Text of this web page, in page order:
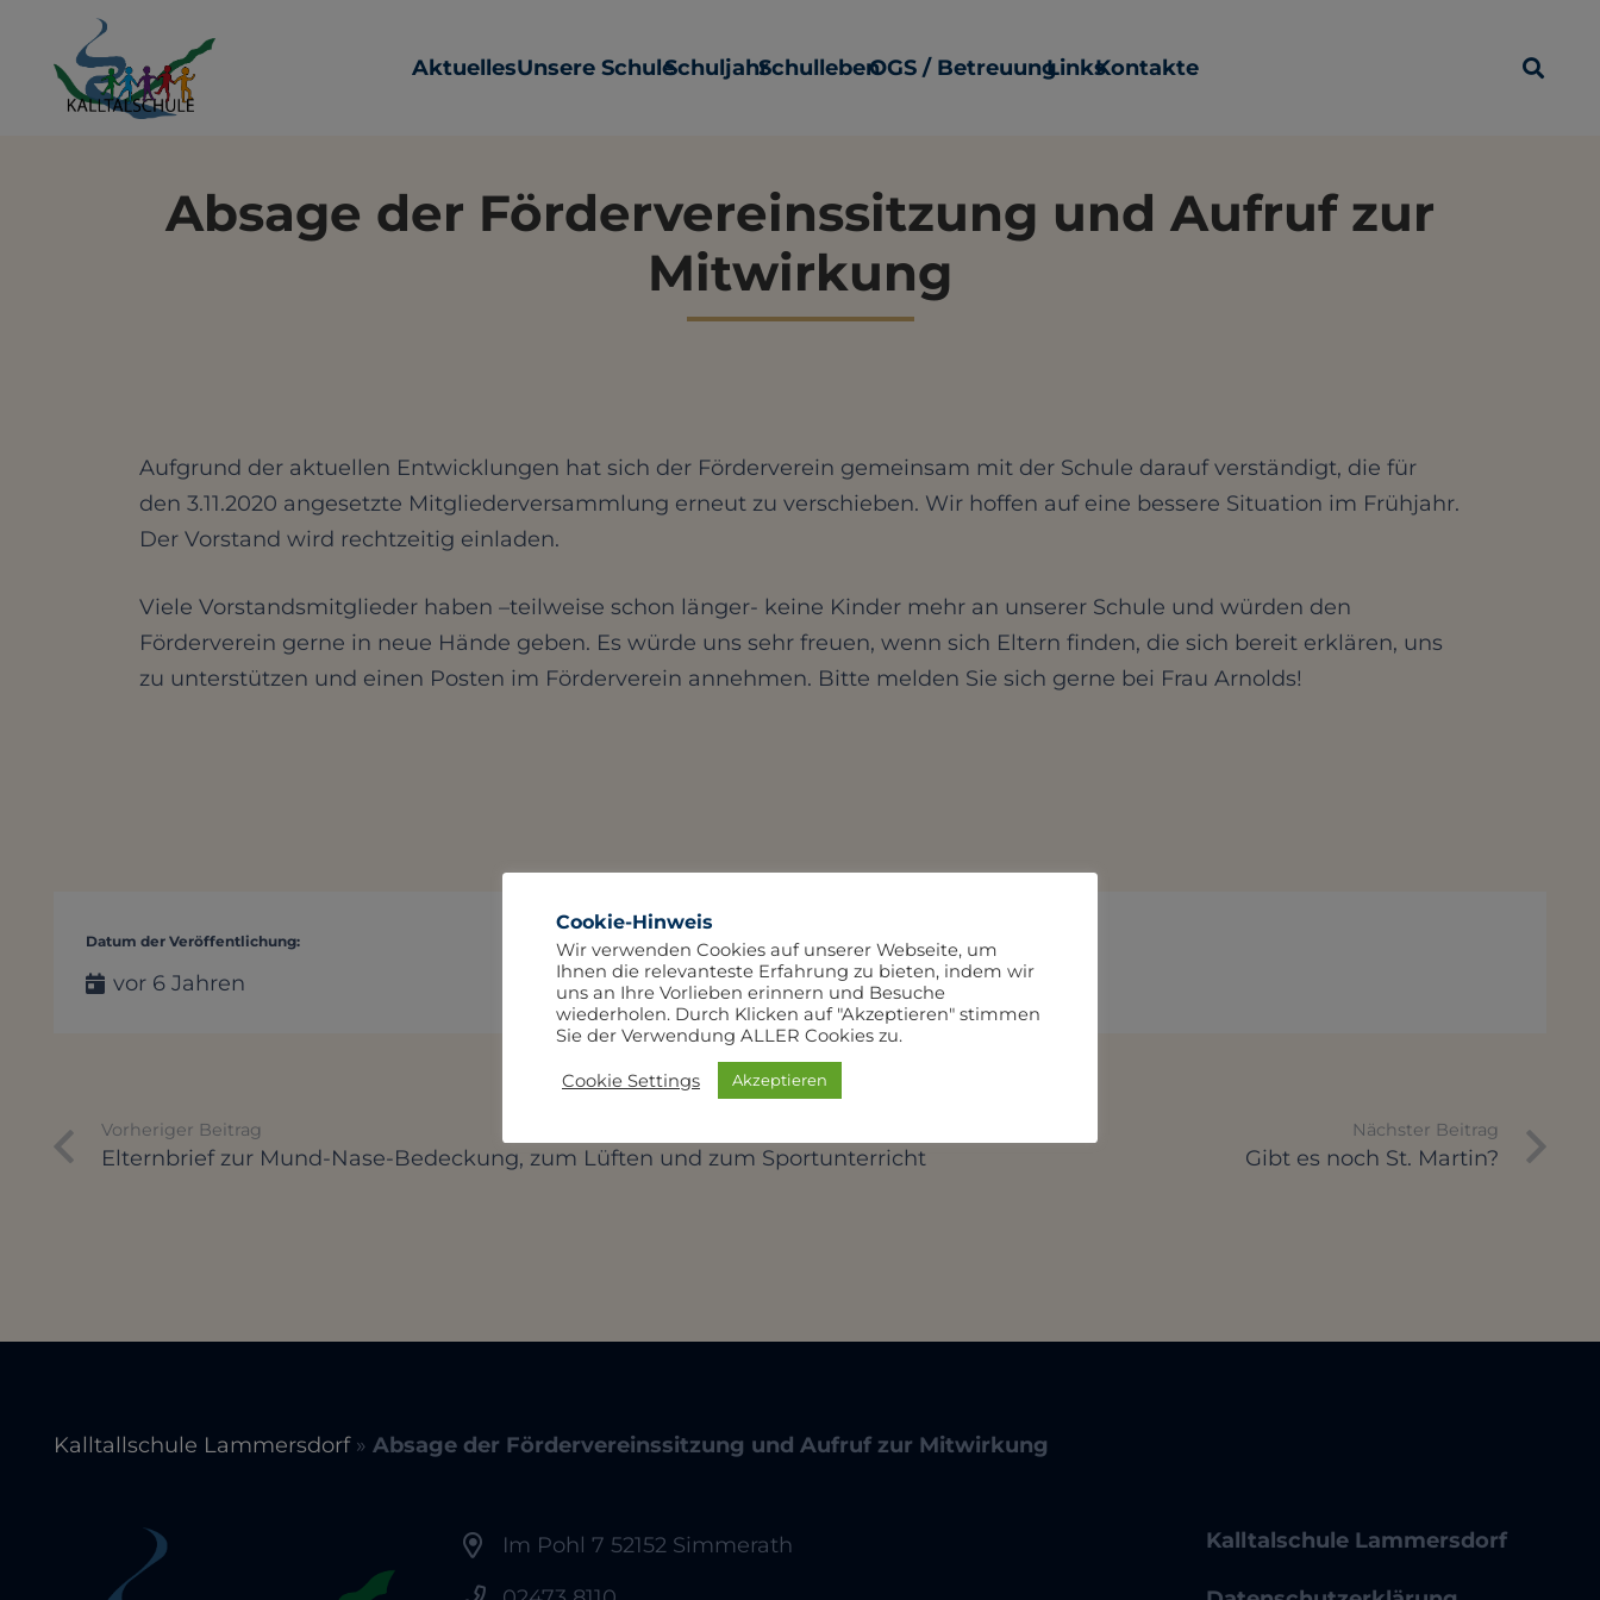
AktuellesUnsere SchuleSchuljahrSchullebenOGS / BetreuungLinksKontakte
Absage der Fördervereinssitzung und Aufruf zur
Mitwirkung
Aufgrund der aktuellen Entwicklungen hat sich der Förderverein gemeinsam mit der Schule darauf verständigt, die für
den 3.11.2020 angesetzte Mitgliederversammlung erneut zu verschieben. Wir hoffen auf eine bessere Situation im Frühjahr.
Der Vorstand wird rechtzeitig einladen.
Viele Vorstandsmitglieder haben –teilweise schon länger- keine Kinder mehr an unserer Schule und würden den
Förderverein gerne in neue Hände geben. Es würde uns sehr freuen, wenn sich Eltern finden, die sich bereit erklären, uns
zu unterstützen und einen Posten im Förderverein annehmen. Bitte melden Sie sich gerne bei Frau Arnolds!
Datum der Veröffentlichung:
vor 6 Jahren
Anzahl Aufrufe:
33Aufruf(e)
Vorheriger Beitrag
Elternbrief zur Mund-Nase-Bedeckung, zum Lüften und zum Sportunterricht
Nächster Beitrag
Gibt es noch St. Martin?
Kalltallschule Lammersdorf» Absage der Fördervereinssitzung und Aufruf zur Mitwirkung
Im Pohl 7 52152 Simmerath Kalltalschule Lammersdorf
Cookie-Hinweis
Wir verwenden Cookies auf unserer Webseite, um
Ihnen die relevanteste Erfahrung zu bieten, indem wir
uns an Ihre Vorlieben erinnern und Besuche
wiederholen. Durch Klicken auf "Akzeptieren" stimmen
Sie der Verwendung ALLER Cookies zu.
Cookie Settings Akzeptieren